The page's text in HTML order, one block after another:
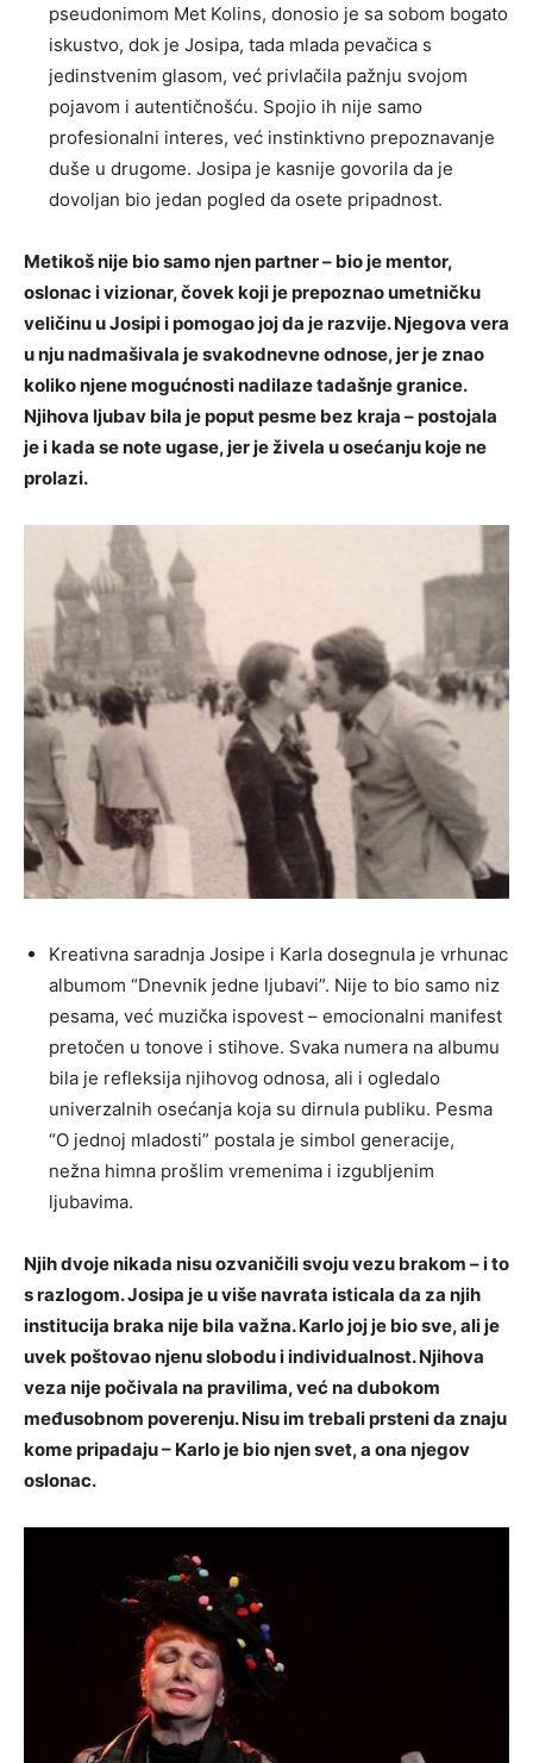
pseudonimom Met Kolins, donosio je sa sobom bogato
iskustvo, dok je Josipa, tada mlada pevačica s
jedinstvenim glasom, već privlačila pažnju svojom
pojavom i autentičnošću. Spojio ih nije samo
profesionalni interes, već instinktivno prepoznavanje
duše u drugome. Josipa je kasnije govorila da je
dovoljan bio jedan pogled da osete pripadnost.
Metikoš nije bio samo njen partner – bio je mentor,
oslonac i vizionar, čovek koji je prepoznao umetničku
veličinu u Josipi i pomogao joj da je razvije. Njegova vera
u nju nadmašivala je svakodnevne odnose, jer je znao
koliko njene mogućnosti nadilaze tadašnje granice.
Njihova ljubav bila je poput pesme bez kraja – postojala
je i kada se note ugase, jer je živela u osećanju koje ne
prolazi.
Kreativna saradnja Josipe i Karla dosegnula je vrhunac
albumom “Dnevnik jedne ljubavi”. Nije to bio samo niz
pesama, već muzička ispovest – emocionalni manifest
pretočen u tonove i stihove. Svaka numera na albumu
bila je refleksija njihovog odnosa, ali i ogledalo
univerzalnih osećanja koja su dirnula publiku. Pesma
“O jednoj mladosti” postala je simbol generacije,
nežna himna prošlim vremenima i izgubljenim
ljubavima.
Njih dvoje nikada nisu ozvaničili svoju vezu brakom – i to
s razlogom. Josipa je u više navrata isticala da za njih
institucija braka nije bila važna. Karlo joj je bio sve, ali je
uvek poštovao njenu slobodu i individualnost. Njihova
veza nije počivala na pravilima, već na dubokom
međusobnom poverenju. Nisu im trebali prsteni da znaju
kome pripadaju – Karlo je bio njen svet, a ona njegov
oslonac.